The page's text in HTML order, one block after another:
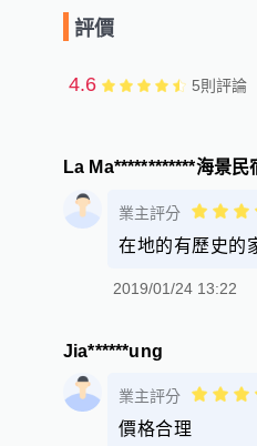
評價
4.6 5則評論
La Ma************海景民
業主評分
在地的有歷史的
2019/01/24 13:22
Jia******ung
業主評分
價格合理